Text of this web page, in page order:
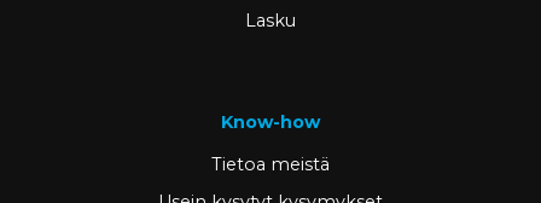
Lasku
Know-how
Tietoa meistä